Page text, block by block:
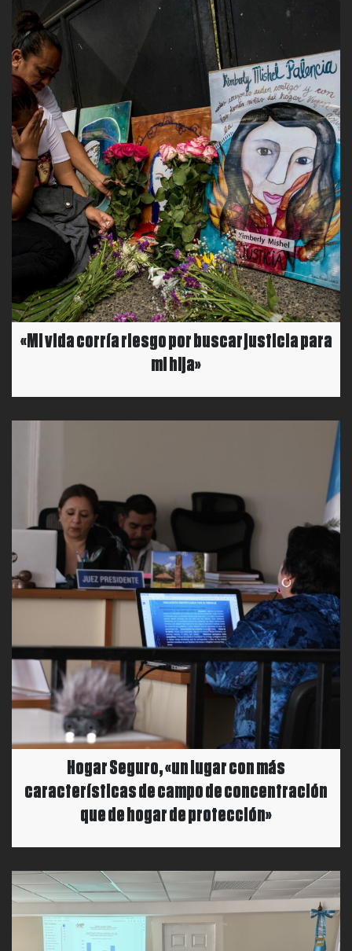
«Mi vida corría riesgo por buscar justicia para
mi hija»
Hogar Seguro, «un lugar con más
características de campo de concentración
que de hogar de protección»